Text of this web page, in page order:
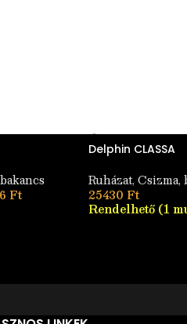
Ft
Delphin CLASSA
Ruházat, Csizma,
25430 Ft
Rendelhető (1